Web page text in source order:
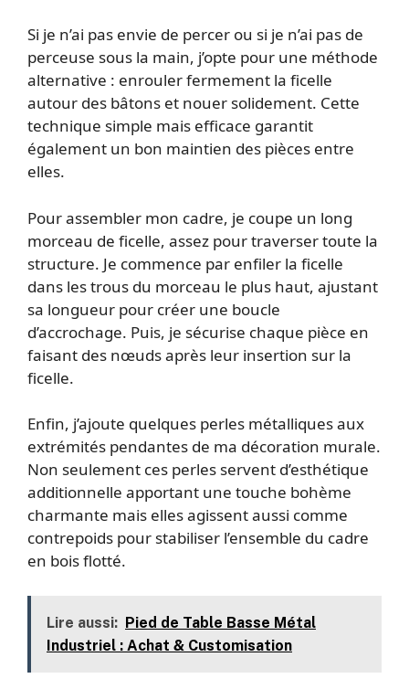
Si je n’ai pas envie de percer ou si je n’ai pas de
perceuse sous la main, j’opte pour une méthode
alternative : enrouler fermement la ficelle
autour des bâtons et nouer solidement. Cette
technique simple mais efficace garantit
également un bon maintien des pièces entre
elles.
Pour assembler mon cadre, je coupe un long
morceau de ficelle, assez pour traverser toute la
structure. Je commence par enfiler la ficelle
dans les trous du morceau le plus haut, ajustant
sa longueur pour créer une boucle
d’accrochage. Puis, je sécurise chaque pièce en
faisant des nœuds après leur insertion sur la
ficelle.
Enfin, j’ajoute quelques perles métalliques aux
extrémités pendantes de ma décoration murale.
Non seulement ces perles servent d’esthétique
additionnelle apportant une touche bohème
charmante mais elles agissent aussi comme
contrepoids pour stabiliser l’ensemble du cadre
en bois flotté.
Lire aussi: Pied de Table Basse Métal
Industriel : Achat & Customisation